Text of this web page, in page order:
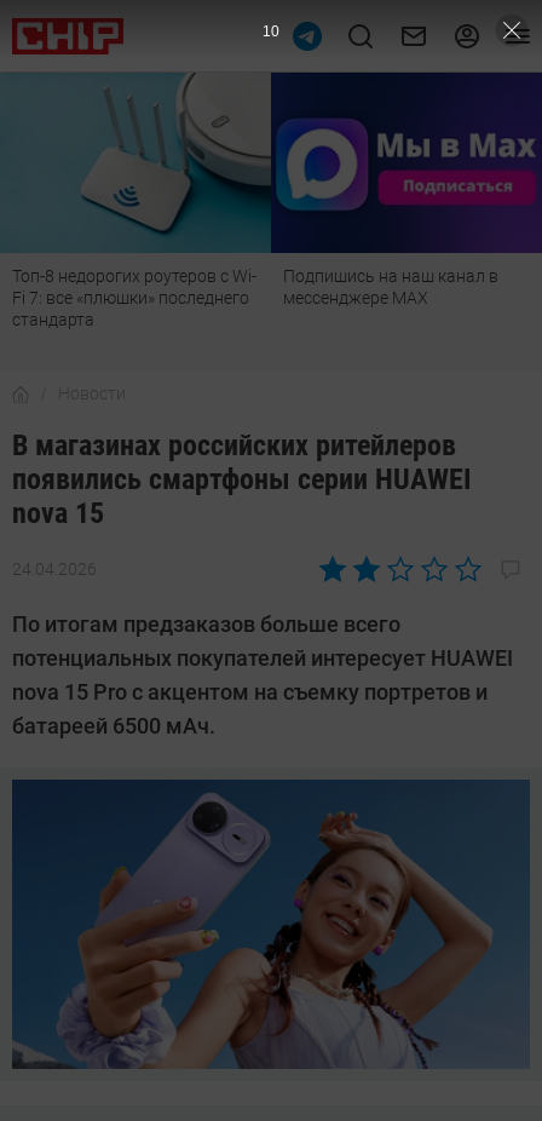
Топ-8 недорогих роутеров с Wi-
Fi 7: все «плюшки» последнего
стандарта
Подпишись на наш канал в
мессенджере МАХ
Новости
В магазинах российских ритейлеров
появились смартфоны серии HUAWEI
nova 15
24.04.2026
Автор:
По итогам предзаказов больше всего
потенциальных покупателей интересует HUAWEI
nova 15 Pro с акцентом на съемку портретов и
батареей 6500 мАч.
9